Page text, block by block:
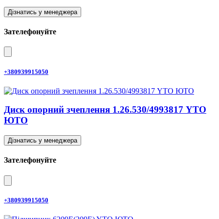
Дізнатись у менеджера
Зателефонуйте
+380939915050
Диск опорний зчеплення 1.26.530/4993817 YTO
ЮТО
Дізнатись у менеджера
Зателефонуйте
+380939915050